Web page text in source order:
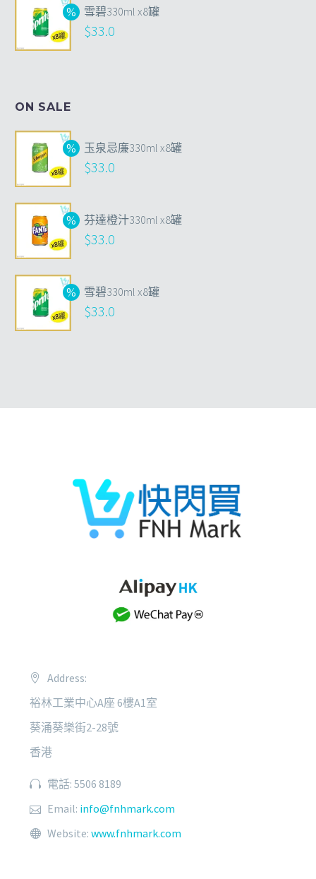
雪碧330ml x8罐
$33.0
ON SALE
玉泉忌廉330ml x8罐
$33.0
芬達橙汁330ml x8罐
$33.0
雪碧330ml x8罐
$33.0
Address:
裕林工業中心A座 6樓A1室
葵涌葵樂街2-28號
香港
電話: 5506 8189
Email: info@fnhmark.com
Website: www.fnhmark.com